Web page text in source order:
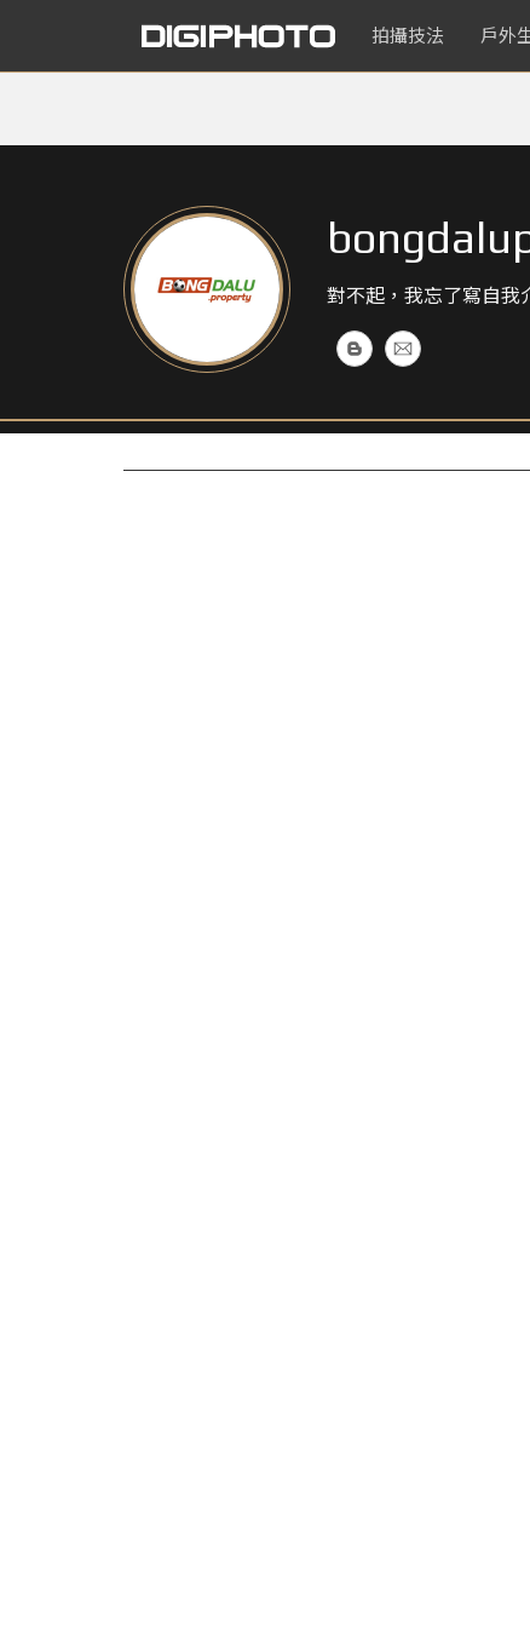
拍攝技法 戶外
對不起，我忘了寫自我